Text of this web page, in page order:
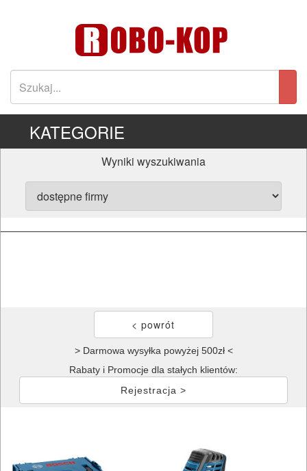
KATEGORIE
Wyniki wyszukiwania
> Darmowa wysyłka powyżej 500zł <
Rabaty i Promocje dla stałych klientów:
Rejestracja >